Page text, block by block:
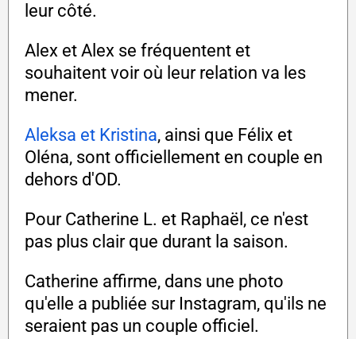
leur côté.
Alex et Alex se fréquentent et
souhaitent voir où leur relation va les
mener.
Aleksa et Kristina, ainsi que Félix et
Oléna, sont officiellement en couple en
dehors d'OD.
Pour Catherine L. et Raphaël, ce n'est
pas plus clair que durant la saison.
Catherine affirme, dans une photo
qu'elle a publiée sur Instagram, qu'ils ne
seraient pas un couple officiel.